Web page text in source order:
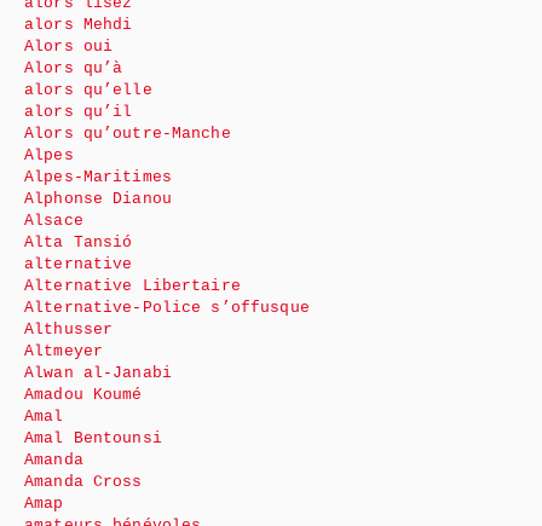
alors Mehdi
Alors oui
Alors qu’à
alors qu’elle
alors qu’il
Alors qu’outre-Manche
Alpes
Alpes-Maritimes
Alphonse Dianou
Alsace
Alta Tansió
alternative
Alternative Libertaire
Alternative-Police s’offusque
Althusser
Altmeyer
Alwan al-Janabi
Amadou Koumé
Amal
Amal Bentounsi
Amanda
Amanda Cross
Amap